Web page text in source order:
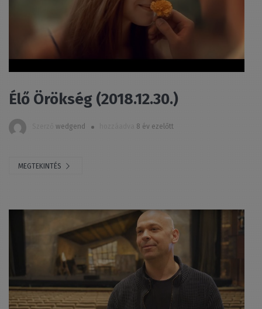
Élő Örökség (2018.12.30.)
wedgend 8 év ezelőtt
MEGTEKINTÉS